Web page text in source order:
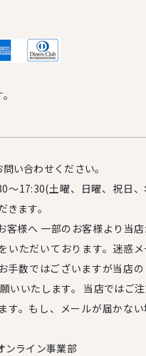
い合わせください。
～17:30(土曜、日曜、祝日、
ます。
客様へ 一部のお客様より当
いただいております。迷惑メ
手数ではございますが当店
いいたします。 当店ではご
す。もし、メールが届かな
ンライン事業部